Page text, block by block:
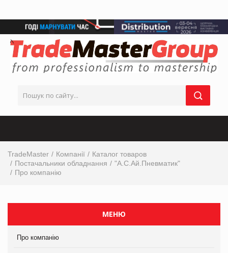
TradeMaster Компанії
Каталог товаров
Постачальники обладнання
"А.С.Ай.Пневматик"
Про компанію
МЕНЮ
Про компанію